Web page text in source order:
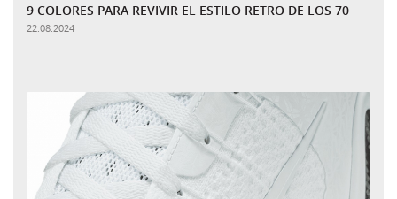
9 COLORES PARA REVIVIR EL ESTILO RETRO DE LOS 70
22.08.2024